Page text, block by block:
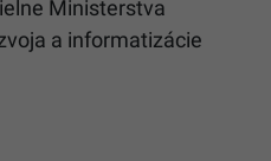
Ministerstva
a informatizácie